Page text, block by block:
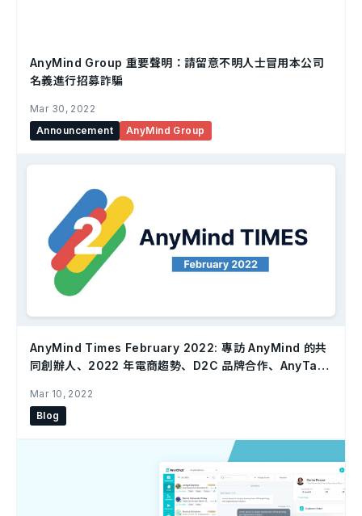
AnyMind Group 重要聲明：請留意不明人士冒用本公司
名義進行招募詐騙
Mar 30, 2022
Announcement
AnyMind Group
AnyMind Times February 2022: 專訪 AnyMind 的共
同創辦人、2022 年電商趨勢、D2C 品牌合作、AnyTag
Mar 10, 2022
Blog